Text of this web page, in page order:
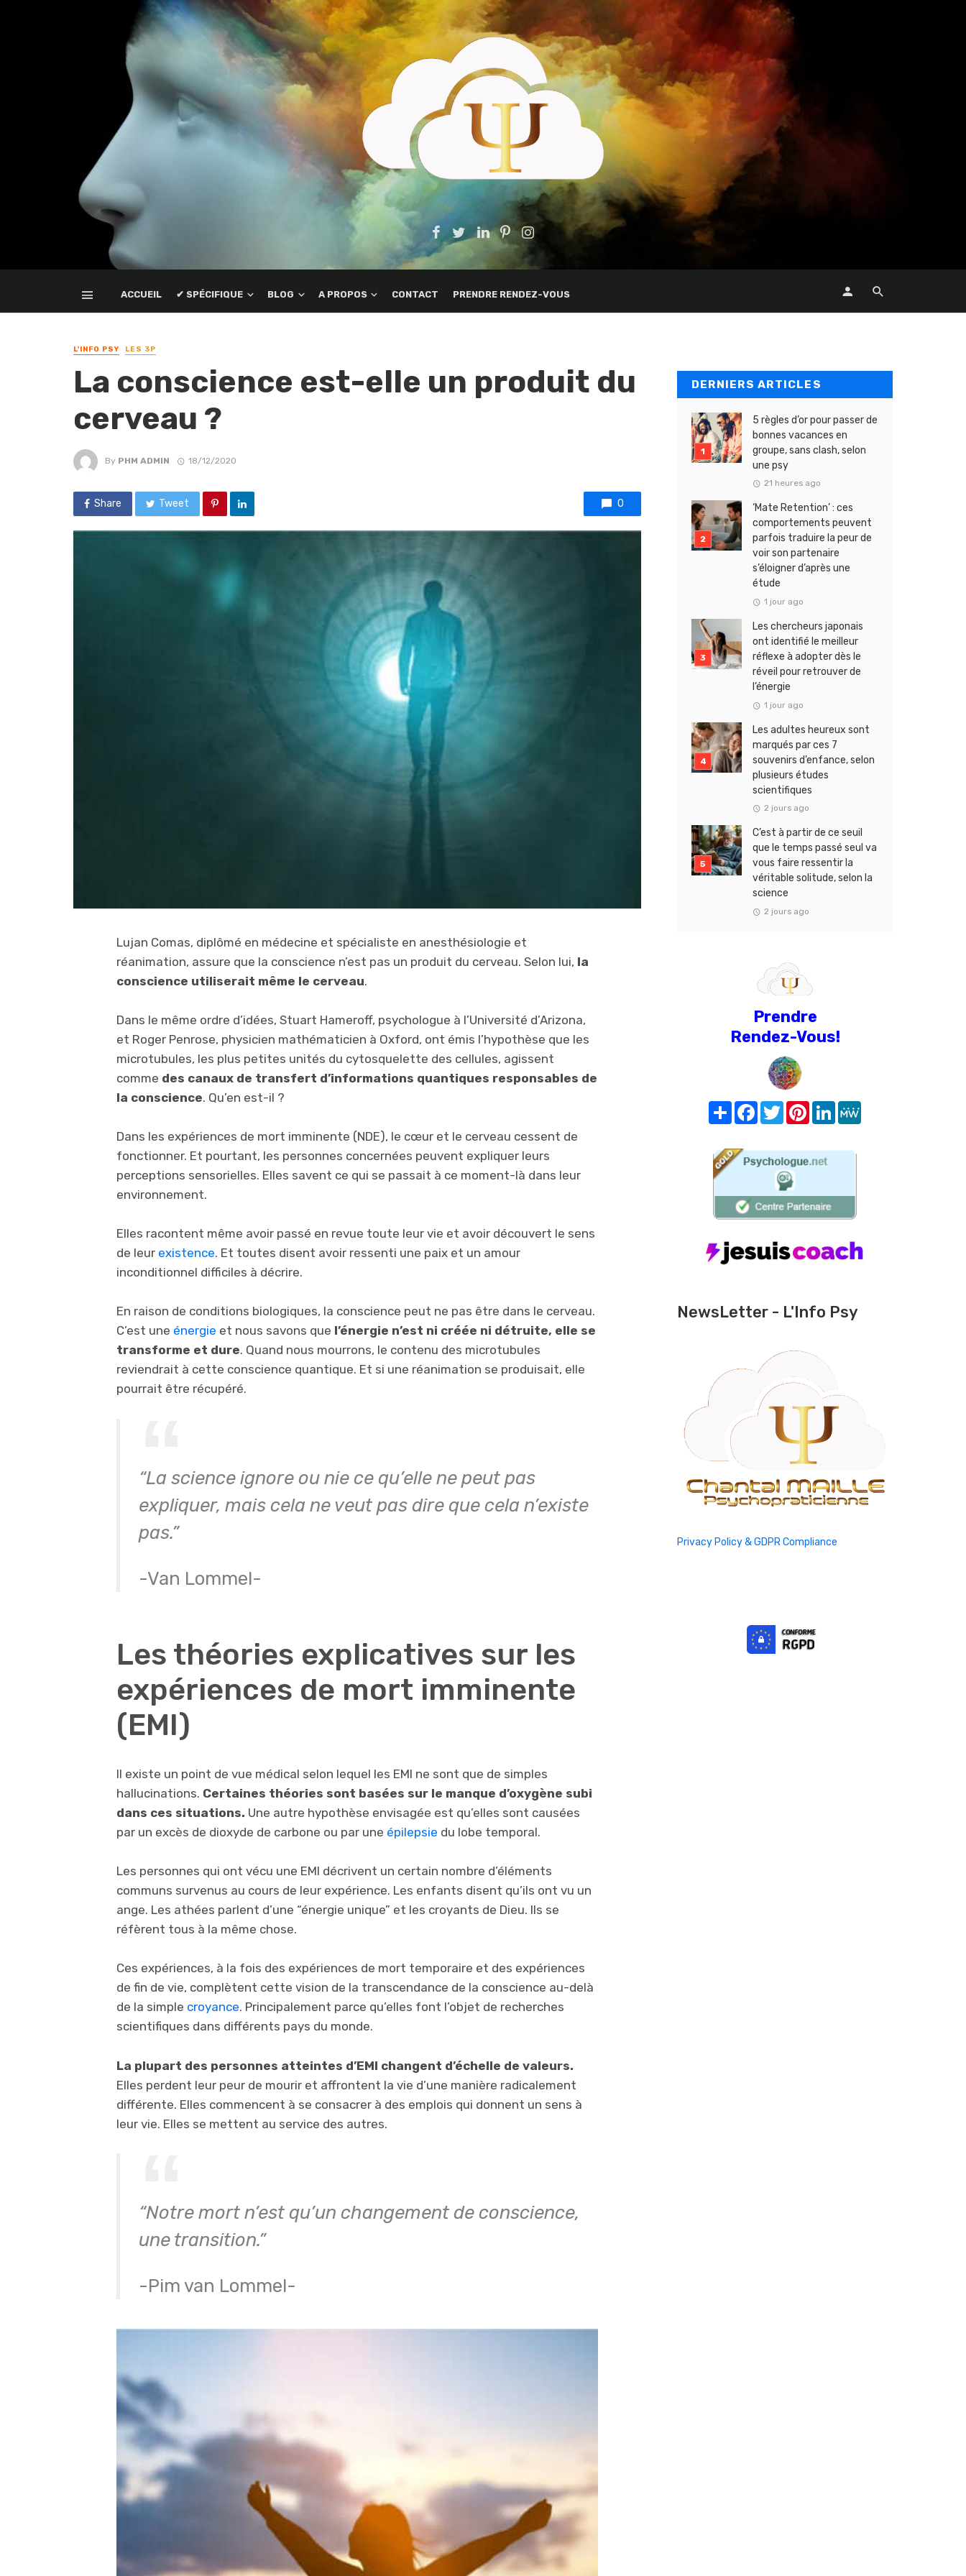
ACCUEIL ✔ SPÉCIFIQUE BLOG A PROPOS CONTACT PRENDRE RENDEZ-VOUS
L'INFO PSY LES 3P
La conscience est-elle un produit du
cerveau ?
By PHM ADMIN 18/12/2020
Share Tweet 0
Lujan Comas, diplômé en médecine et spécialiste en anesthésiologie et
réanimation, assure que la conscience n’est pas un produit du cerveau. Selon lui, la
conscience utiliserait même le cerveau.
Dans le même ordre d’idées, Stuart Hameroff, psychologue à l’Université d’Arizona,
et Roger Penrose, physicien mathématicien à Oxford, ont émis l’hypothèse que les
microtubules, les plus petites unités du cytosquelette des cellules, agissent
comme des canaux de transfert d’informations quantiques responsables de
la conscience. Qu’en est-il ?
Dans les expériences de mort imminente (NDE), le cœur et le cerveau cessent de
fonctionner. Et pourtant, les personnes concernées peuvent expliquer leurs
perceptions sensorielles. Elles savent ce qui se passait à ce moment-là dans leur
environnement.
Elles racontent même avoir passé en revue toute leur vie et avoir découvert le sens
de leur existence. Et toutes disent avoir ressenti une paix et un amour
inconditionnel difficiles à décrire.
En raison de conditions biologiques, la conscience peut ne pas être dans le cerveau.
C’est une énergie et nous savons que l’énergie n’est ni créée ni détruite, elle se
transforme et dure. Quand nous mourrons, le contenu des microtubules
reviendrait à cette conscience quantique. Et si une réanimation se produisait, elle
pourrait être récupéré.
“La science ignore ou nie ce qu’elle ne peut pas
expliquer, mais cela ne veut pas dire que cela n’existe
pas.”
-Van Lommel-
Les théories explicatives sur les
expériences de mort imminente
(EMI)
Il existe un point de vue médical selon lequel les EMI ne sont que de simples
hallucinations. Certaines théories sont basées sur le manque d’oxygène subi
dans ces situations. Une autre hypothèse envisagée est qu’elles sont causées
par un excès de dioxyde de carbone ou par une épilepsie du lobe temporal.
Les personnes qui ont vécu une EMI décrivent un certain nombre d’éléments
communs survenus au cours de leur expérience. Les enfants disent qu’ils ont vu un
ange. Les athées parlent d’une “énergie unique” et les croyants de Dieu. Ils se
réfèrent tous à la même chose.
Ces expériences, à la fois des expériences de mort temporaire et des expériences
de fin de vie, complètent cette vision de la transcendance de la conscience au-delà
de la simple croyance. Principalement parce qu’elles font l’objet de recherches
scientifiques dans différents pays du monde.
La plupart des personnes atteintes d’EMI changent d’échelle de valeurs.
Elles perdent leur peur de mourir et affrontent la vie d’une manière radicalement
différente. Elles commencent à se consacrer à des emplois qui donnent un sens à
leur vie. Elles se mettent au service des autres.
“Notre mort n’est qu’un changement de conscience,
une transition.”
-Pim van Lommel-
DERNIERS ARTICLES
5 règles d’or pour passer de
bonnes vacances en
groupe, sans clash, selon
une psy
21 heures ago
‘Mate Retention’ : ces
comportements peuvent
parfois traduire la peur de
voir son partenaire
s’éloigner d’après une
étude
1 jour ago
Les chercheurs japonais
ont identifié le meilleur
réflexe à adopter dès le
réveil pour retrouver de
l’énergie
1 jour ago
Les adultes heureux sont
marqués par ces 7
souvenirs d’enfance, selon
plusieurs études
scientifiques
2 jours ago
C’est à partir de ce seuil
que le temps passé seul va
vous faire ressentir la
véritable solitude, selon la
science
2 jours ago
Prendre
Rendez-Vous!
Share FacebookTwitterPinterest
LinkedIn
NewsLetter - L'Info Psy
Privacy Policy & GDPR Compliance